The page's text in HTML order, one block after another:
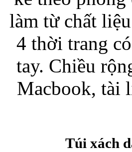
làm từ chất
4 thời trang
tay. Chiều
Macbook, tài
Túi xách